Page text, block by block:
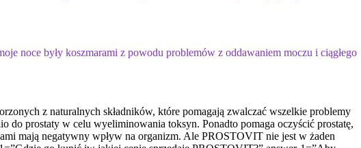
noce były koszmarami z powodu problemów z oddawaniem moczu i ciągłego
z naturalnych składników, które pomagają zwalczać wszelkie problemy
prostaty w celu wyeliminowania toksyn. Ponadto pomaga oczyścić prostatę,
mają negatywny wpływ na organizm. Ale PROSTOVIT nie jest w żaden